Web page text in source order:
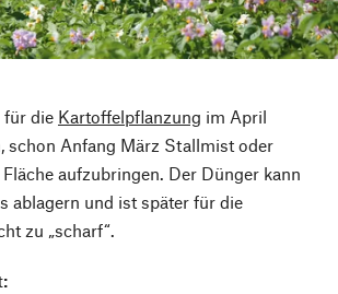
für die Kartoffelpflanzung im April
schon Anfang März Stallmist oder
aufzubringen. Der Dünger kann
ablagern und ist später für die
zu „scharf“.